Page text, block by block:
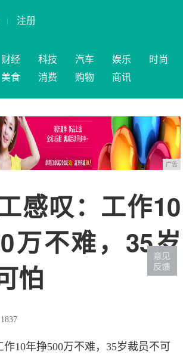
| 注册
财经 科技 汽车 娱乐
时尚
美食 消费 购物 商讯
广告
感叹：工作10
万不难，35岁
怕
10年挣500万不难，35岁裁员不可